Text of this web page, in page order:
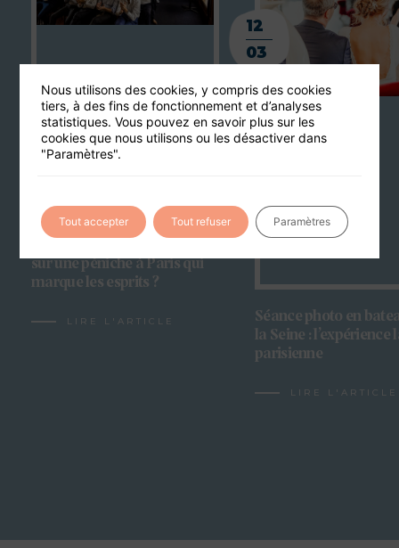
sur une péniche à Paris qui
marque les esprits ?
LIRE L'ARTICLE
Séance photo en
la Seine : l’expérience
parisienne
12
03
LIRE L'ARTICLE
Nous utilisons des cookies, y compris des cookies
tiers, à des fins de fonctionnement et d’analyses
statistiques. Vous pouvez en savoir plus sur les
cookies que nous utilisons ou les désactiver dans
"Paramètres".
Tout accepter Tout refuser Paramètres